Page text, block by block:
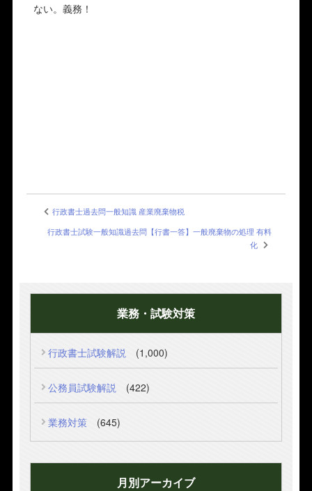
ない。義務！
行政書士過去問一般知識 産業廃棄物税
行政書士試験一般知識過去問【行書一答】一般廃棄物の処理 有料
化
業務・試験対策
行政書士試験解説 (1,000)
公務員試験解説 (422)
業務対策 (645)
月別アーカイブ